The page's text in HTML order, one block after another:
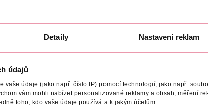
Detaily Nastavení reklam
údajů
vaše údaje (jako např. číslo IP) pomocí technologií, jako např.
vám mohli nabízet personalizované reklamy a obsah, měření
toho, kdo vaše údaje používá a k jakým účelům.
DODAVATELE ADRESA VÝROBCE/DODAVATELE